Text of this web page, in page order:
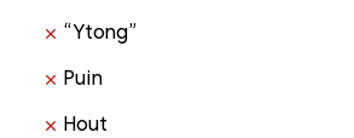
“Ytong”
Puin
Hout